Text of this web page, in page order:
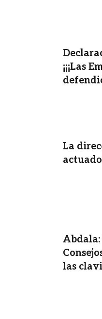
¡¡¡Las
La
Abdala:
las